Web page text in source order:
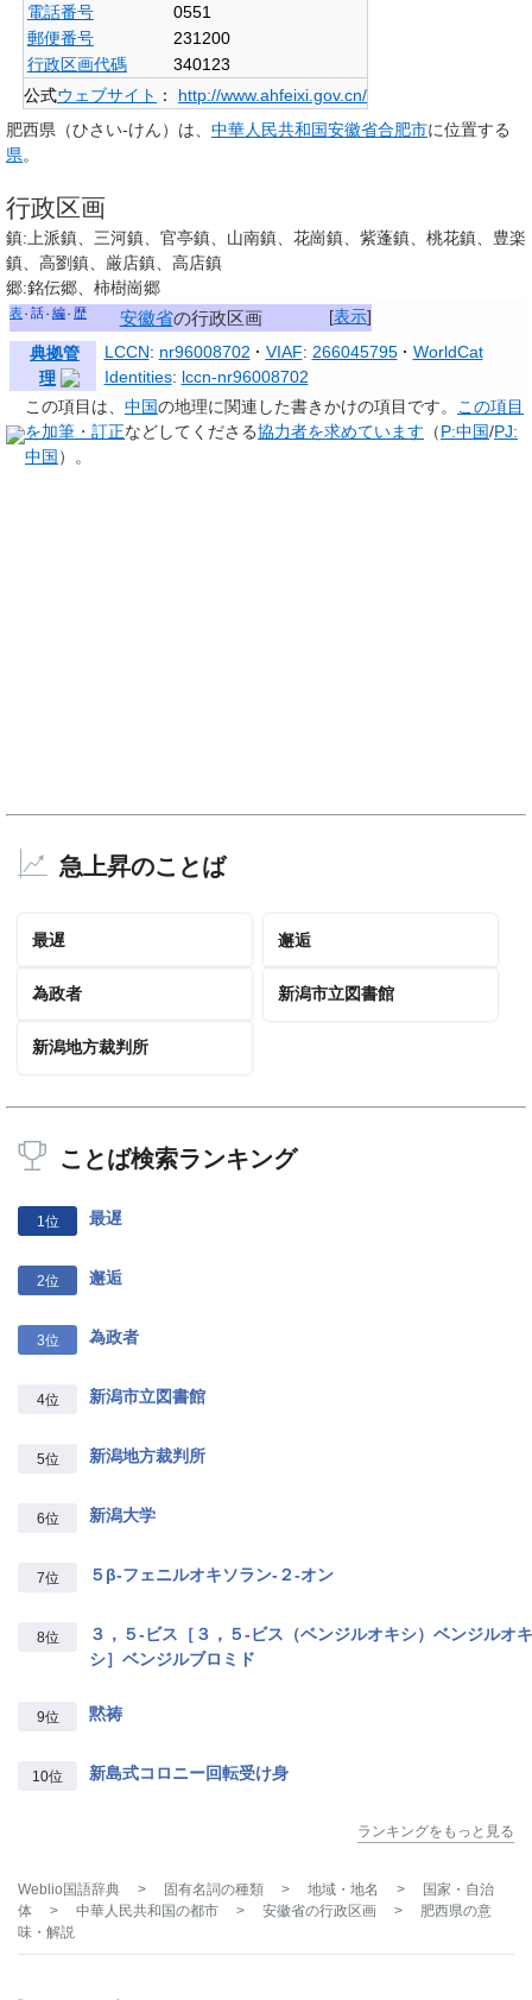
電話番号
0551
郵便番号
231200
行政区画代碼
340123
公式ウェブサイト ：
http://www.ahfeixi.gov.cn/
肥西県 （ひさい-けん）は、 中華人民共和国安徽省合肥市に位置する
県。
行政区画
鎮:上派鎮、三河鎮、官亭鎮、山南鎮、花崗鎮、紫蓬鎮、桃花鎮、豊楽
鎮、高劉鎮、厳店鎮、高店鎮
郷:銘伝郷、柿樹崗郷
[表示]
表 話 編 歴 安徽省の行政区画
典拠管
理
LCCN: nr96008702 VIAF: 266045795
WorldCat
Identities: lccn-nr96008702
この項目は、 中国の地理に関連した書きかけの項目 です。 この項目
を加筆・訂正などしてくださる協力者を求めています （P:中国/PJ:
中国 ）。
急上昇のことば
最遅 邂逅
為政者 新潟市立図書館
新潟地方裁判所
ことば検索ランキング
1位 最遅
2位 邂逅
3位 為政者
4位 新潟市立図書館
5位 新潟地方裁判所
6位 新潟大学
7位 ５β‐フェニルオキソラン‐２‐オン
8位
３，５‐ビス［３，５‐ビス（ベンジルオキシ）ベンジルオキ
シ］ベンジルブロミド
9位 黙祷
10位 新島式コロニー回転受け身
ランキングをもっと見る
Weblio国語辞典 > 固有名詞の種類 > 地域・地名 >
国家・自治
体
> 中華人民共和国の都市 > 安徽省の行政区画 > 肥西県の意
味・解説